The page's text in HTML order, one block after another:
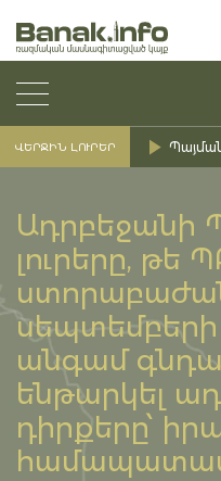
ՎԵՐՋԻՆ ԼՈՒՐԵՐ
Ադրբեջանի
լուրերը, թե
սեպտեմբերի
անգամ
ենթարկել
դիրքերը՝